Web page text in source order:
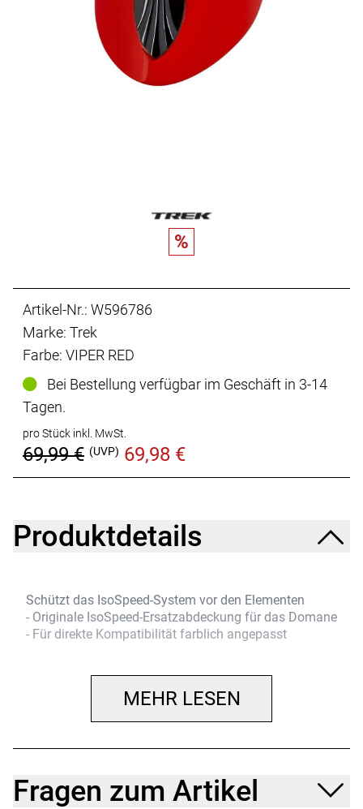
%
Artikel-Nr.: W596786
Marke: Trek
Farbe: VIPER RED
Bei Bestellung verfügbar im Geschäft in 3-14
Tagen.
pro Stück inkl. MwSt.
69,99 € (UVP) 69,98 €
Produktdetails
Schützt das IsoSpeed-System vor den Elementen
- Originale IsoSpeed-Ersatzabdeckung für das Domane
- Für direkte Kompatibilität farblich angepasst
MEHR LESEN
Fragen zum Artikel